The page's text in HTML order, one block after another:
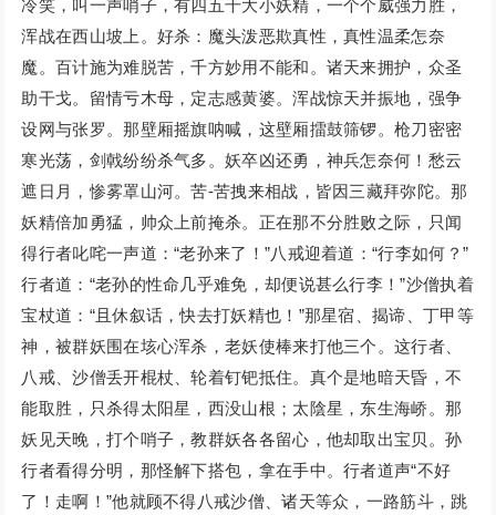
冷笑，叫一声哨子，有四五千大小妖精，一个个威强力胜，
浑战在西山坡上。好杀：魔头泼恶欺真性，真性温柔怎奈
魔。百计施为难脱苦，千方妙用不能和。诸天来拥护，众圣
助干戈。留情亏木母，定志感黄婆。浑战惊天并振地，强争
设网与张罗。那壁厢摇旗呐喊，这壁厢擂鼓筛锣。枪刀密密
寒光荡，剑戟纷纷杀气多。妖卒凶还勇，神兵怎奈何！愁云
遮日月，惨雾罩山河。苦-苦拽来相战，皆因三藏拜弥陀。那
妖精倍加勇猛，帅众上前掩杀。正在那不分胜败之际，只闻
得行者叱咤一声道：“老孙来了！”八戒迎着道：“行李如何？”
行者道：“老孙的性命几乎难免，却便说甚么行李！”沙僧执着
宝杖道：“且休叙话，快去打妖精也！”那星宿、揭谛、丁甲等
神，被群妖围在垓心浑杀，老妖使棒来打他三个。这行者、
八戒、沙僧丢开棍杖、轮着钉钯抵住。真个是地暗天昏，不
能取胜，只杀得太阳星，西没山根；太陰星，东生海峤。那
妖见天晚，打个哨子，教群妖各各留心，他却取出宝贝。孙
行者看得分明，那怪解下搭包，拿在手中。行者道声“不好
了！走啊！”他就顾不得八戒沙僧、诸天等众，一路筋斗，跳